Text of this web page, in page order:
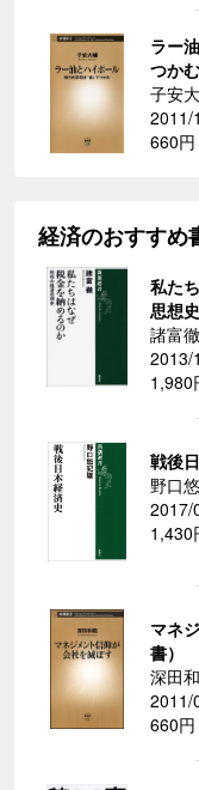
ラー
つか
子安
2011/
660円
経済のおすすめ
私た
思想
諸富
2013/
1,980
戦後
野口
2017/
1,430
マネ
書）
深田
2011/
660円